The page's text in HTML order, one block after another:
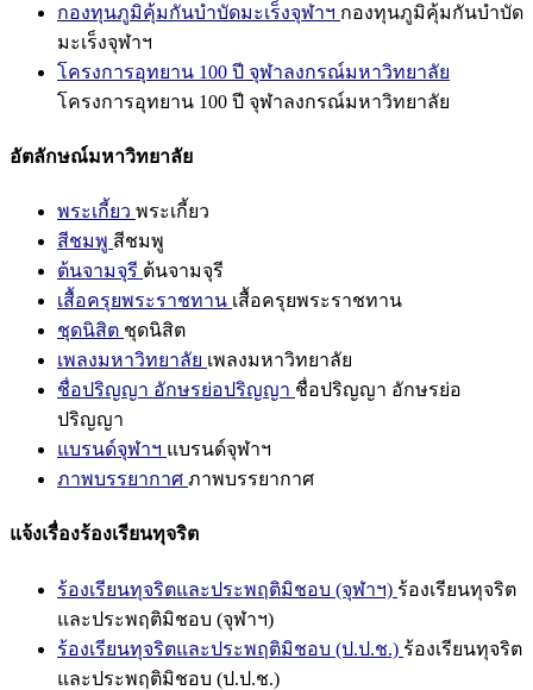
กองทุนภูมิคุ้มกันบำบัดมะเร็งจุฬาฯ กองทุนภูมิคุ้มกันบำบัด
มะเร็งจุฬาฯ
โครงการอุทยาน 100 ปี จุฬาลงกรณ์มหาวิทยาลัย
โครงการอุทยาน 100 ปี จุฬาลงกรณ์มหาวิทยาลัย
อัตลักษณ์มหาวิทยาลัย
พระเกี้ยว พระเกี้ยว
สีชมพู สีชมพู
ต้นจามจุรี ต้นจามจุรี
เสื้อครุยพระราชทาน เสื้อครุยพระราชทาน
ชุดนิสิต ชุดนิสิต
เพลงมหาวิทยาลัย เพลงมหาวิทยาลัย
ชื่อปริญญา อักษรย่อปริญญา ชื่อปริญญา อักษรย่อ
ปริญญา
แบรนด์จุฬาฯ แบรนด์จุฬาฯ
ภาพบรรยากาศ ภาพบรรยากาศ
แจ้งเรื่องร้องเรียนทุจริต
ร้องเรียนทุจริตและประพฤติมิชอบ (จุฬาฯ) ร้องเรียนทุจริต
และประพฤติมิชอบ (จุฬาฯ)
ร้องเรียนทุจริตและประพฤติมิชอบ (ป.ป.ช.) ร้องเรียนทุจริต
และประพฤติมิชอบ (ป.ป.ช.)